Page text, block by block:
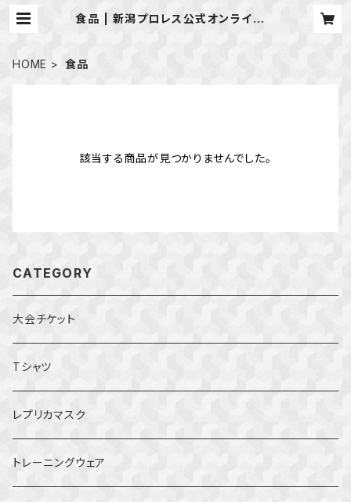
食品 | 新潟プロレス公式オンラインシ
HOME 食品
該当する商品が見つかりませんでした。
CATEGORY
大会チケット
Tシャツ
レプリカマスク
トレーニングウェア